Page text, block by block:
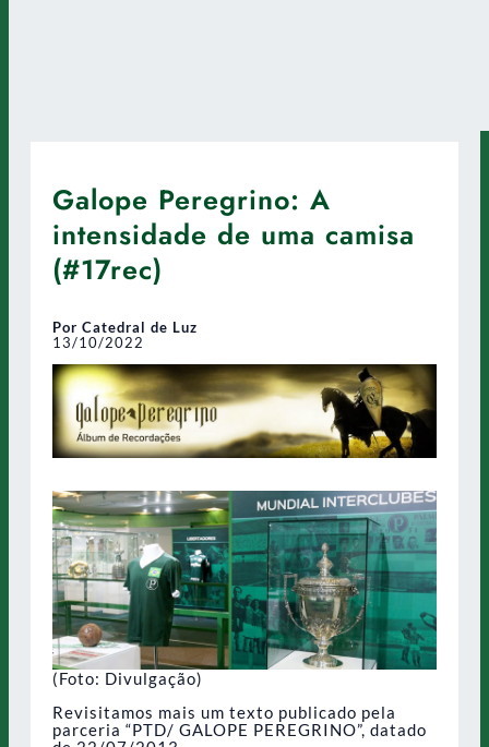
Galope Peregrino: A
intensidade de uma camisa
(#17rec)
Por Catedral de Luz
13/10/2022
(Foto: Divulgação)
Revisitamos mais um texto publicado pela
parceria “PTD/ GALOPE PEREGRINO”, datado